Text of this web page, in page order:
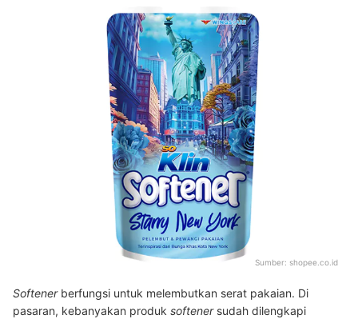
Sumber: shopee.co.id
Softenerberfungsi untuk melembutkan serat pakaian. Di
pasaran, kebanyakan produk softenersudah dilengkapi